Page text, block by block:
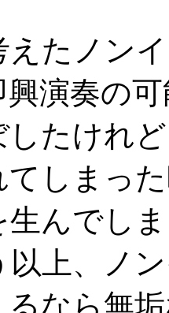
たノン
演奏の
したけれ
てしまっ
生んでし
以上、ノ
るなら無